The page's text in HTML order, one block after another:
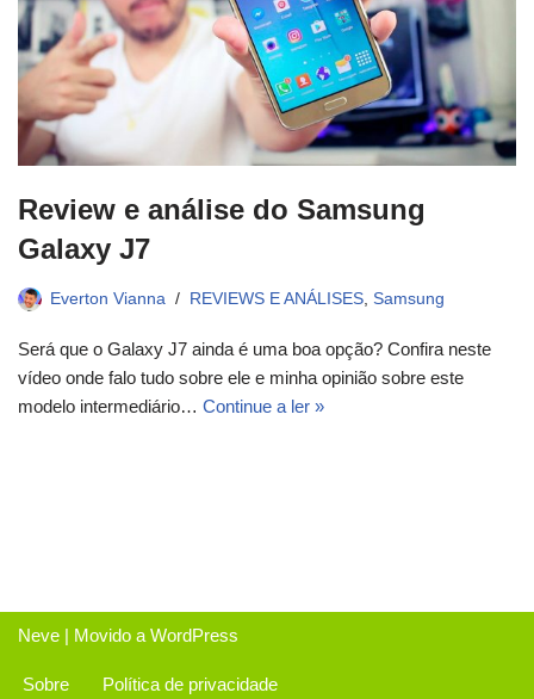
Review e análise do Samsung
Galaxy J7
Everton Vianna REVIEWS E ANÁLISES Samsung
Será que o Galaxy J7 ainda é uma boa opção? Confira neste
vídeo onde falo tudo sobre ele e minha opinião sobre este
modelo intermediário… Continue a ler »
Neve | Movido a WordPress
Sobre Política de privacidade